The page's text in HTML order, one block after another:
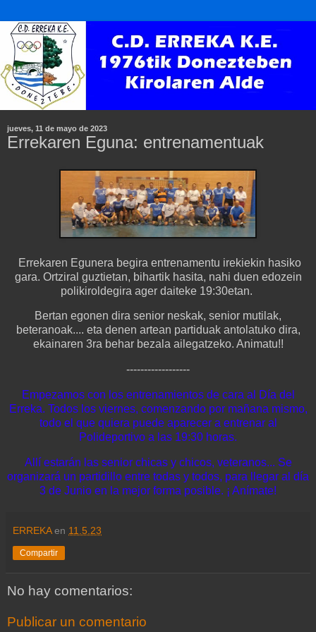
jueves, 11 de mayo de 2023
Errekaren Eguna: entrenamentuak
Errekaren Egunera begira entrenamentu irekiekin hasiko
gara. Ortziral guztietan, bihartik hasita, nahi duen edozein
polikiroldegira ager daiteke 19:30etan.
Bertan egonen dira senior neskak, senior mutilak,
beteranoak.... eta denen artean partiduak antolatuko dira,
ekainaren 3ra behar bezala ailegatzeko. Animatu!!
------------------
Empezamos con los entrenamientos de cara al Día del
Erreka. Todos los viernes, comenzando por mañana mismo,
todo el que quiera puede aparecer a entrenar al
Polideportivo a las 19:30 horas.
Allí estarán las senior chicas y chicos, veteranos... Se
organizará un partidillo entre todas y todos, para llegar al día
3 de Junio en la mejor forma posible. ¡ Anímate!
ERREKA en 11.5.23
Compartir
No hay comentarios:
Publicar un comentario